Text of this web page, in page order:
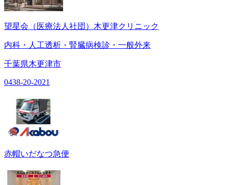
望星会（医療法人社団）木更津クリニック
内科・人工透析・腎臓病検診・一般外来
千葉県木更津市
0438-20-2021
赤帽いだなつ急便